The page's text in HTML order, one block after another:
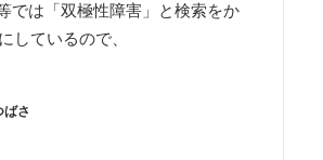
では「双極性障害」と検索をか
しているので、
ばさ